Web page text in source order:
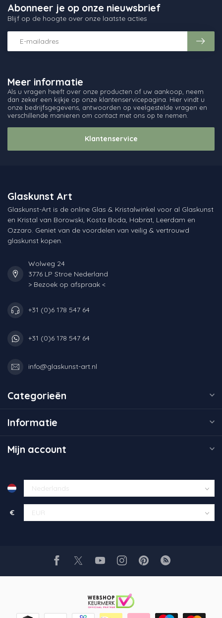
Meer informatie
Als u vragen heeft over onze producten of uw aankoop, neem
dan zeker een kijkje op onze klantenservicepagina. Hier vindt u
onze bedrijfsgegevens, antwoorden op veelgestelde vragen en
verschillende manieren om contact met ons op te nemen.
Klantenservice
Abonneer je op onze nieuwsbrief
Blijf op de hoogte over onze laatste acties
Glaskunst Art
Glaskunst-Art is de online Glas & Kristalwinkel voor al Glaskunst
en Kristal van Borowski, Kosta Boda, Habrat, Leerdam en
Ozzaro. Geniet van de voordelen van veilig & vertrouwd
glaskunst kopen.
Wolweg 24
3776 LP Stroe Nederland
> Bezoek op afspraak <
+31 (0)6 178 547 64
+31 (0)6 178 547 64
info@glaskunst-art.nl
Categorieën
Informatie
Mijn account
€